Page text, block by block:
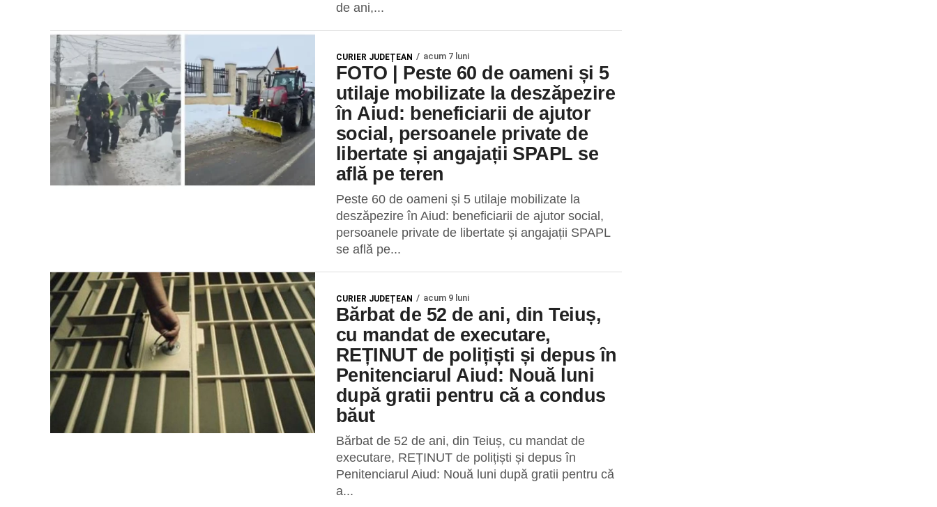
de ani,...
CURIER JUDEȚEAN acum 7 luni
FOTO | Peste 60 de oameni și 5
utilaje mobilizate la deszăpezire
în Aiud: beneficiarii de ajutor
social, persoanele private de
libertate și angajații SPAPL se
află pe teren
Peste 60 de oameni și 5 utilaje mobilizate la
deszăpezire în Aiud: beneficiarii de ajutor social,
persoanele private de libertate și angajații SPAPL
se află pe...
CURIER JUDEȚEAN acum 9 luni
Bărbat de 52 de ani, din Teiuș,
cu mandat de executare,
REȚINUT de polițiști și depus în
Penitenciarul Aiud: Nouă luni
după gratii pentru că a condus
băut
Bărbat de 52 de ani, din Teiuș, cu mandat de
executare, REȚINUT de polițiști și depus în
Penitenciarul Aiud: Nouă luni după gratii pentru că
a...